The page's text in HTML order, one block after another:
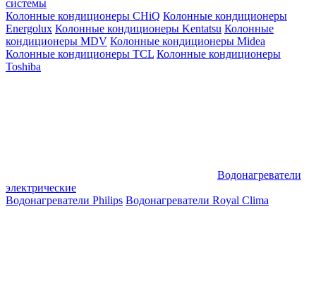
системы
Колонные кондиционеры CHiQ Колонные кондиционеры
Energolux Колонные кондиционеры Kentatsu Колонные
кондиционеры MDV Колонные кондиционеры Midea
Колонные кондиционеры TCL Колонные кондиционеры
Toshiba
Водонагреватели
электрические
Водонагреватели Philips Водонагреватели Royal Clima